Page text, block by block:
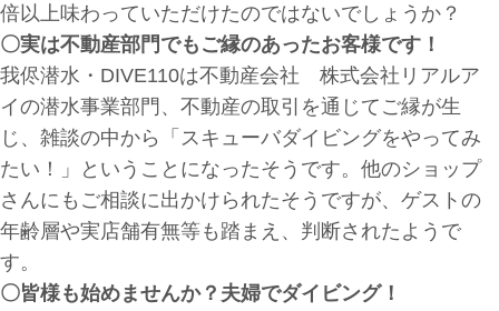
倍以上味わっていただけたのではないでしょうか？
〇実は不動産部門でもご縁のあったお客様です！
我侭潜水・DIVE110は不動産会社 株式会社リアルア
イの潜水事業部門、不動産の取引を通じてご縁が生
じ、雑談の中から「スキューバダイビングをやってみ
たい！」ということになったそうです。他のショップ
さんにもご相談に出かけられたそうですが、ゲストの
年齢層や実店舗有無等も踏まえ、判断されたようで
す。
〇皆様も始めませんか？夫婦でダイビング！